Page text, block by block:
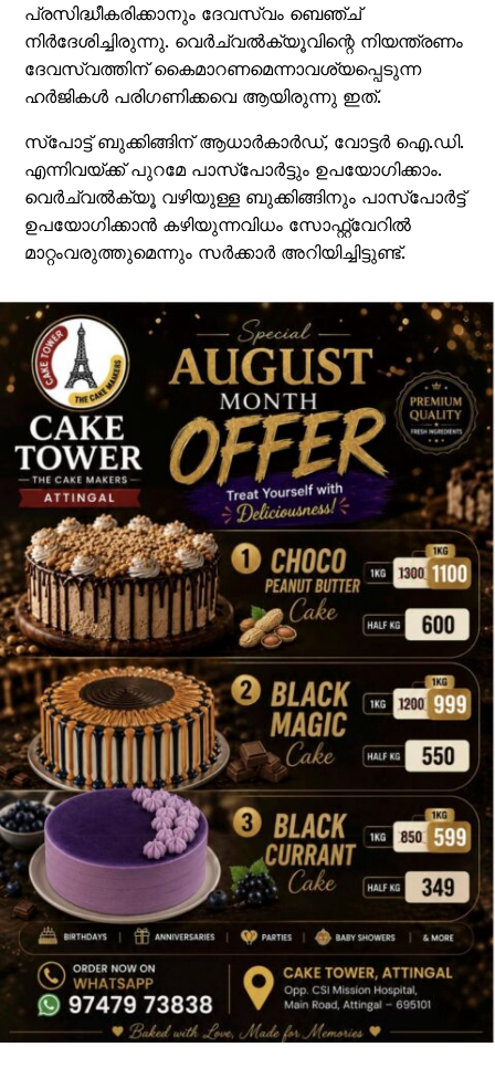
പ്രസിദ്ധീകരിക്കാനും ദേവസ്വം ബെഞ്ച്
നിര്‍ദേശിച്ചിരുന്നു. വെര്‍ച്വല്‍ക്യൂവിന്റെ നിയന്ത്രണം
ദേവസ്വത്തിന് കൈമാറണമെന്നാവശ്യപ്പെടുന്ന
ഹര്‍ജികള്‍ പരിഗണിക്കവെ ആയിരുന്നു ഇത്.
സ്‌പോട്ട് ബുക്കിങ്ങിന് ആധാര്‍കാര്‍ഡ്, വോട്ടര്‍ ഐ.ഡി.
എന്നിവയ്ക്ക് പുറമേ പാസ്പോര്‍ട്ടും ഉപയോഗിക്കാം.
വെര്‍ച്വല്‍ക്യൂ വഴിയുള്ള ബുക്കിങ്ങിനും പാസ്പോര്‍ട്ട്
ഉപയോഗിക്കാന്‍ കഴിയുന്നവിധം സോഫ്റ്റ്വേറില്‍
മാറ്റംവരുത്തുമെന്നും സര്‍ക്കാര്‍ അറിയിച്ചിട്ടുണ്ട്.